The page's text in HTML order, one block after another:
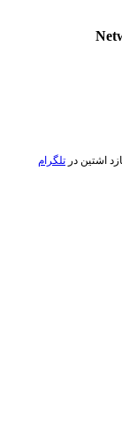
اشتین در تلگرام